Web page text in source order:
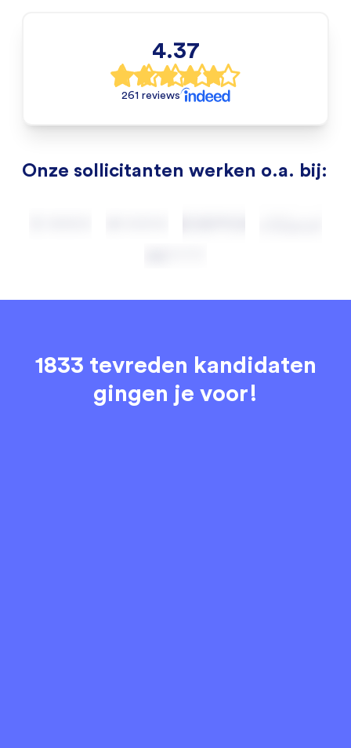
4.37
261 reviews
Onze sollicitanten werken o.a. bij:
1833 tevreden kandidaten
gingen je voor!